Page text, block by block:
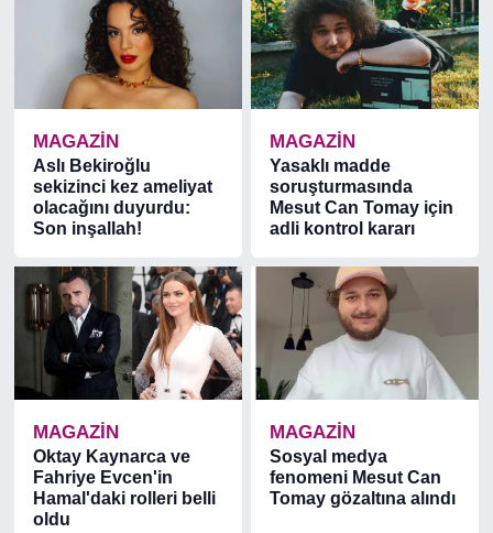
MAGAZİN
Aslı Bekiroğlu
sekizinci kez ameliyat
olacağını duyurdu:
Son inşallah!
MAGAZİN
Yasaklı madde
soruşturmasında
Mesut Can Tomay için
adli kontrol kararı
MAGAZİN
Oktay Kaynarca ve
Fahriye Evcen'in
Hamal'daki rolleri belli
oldu
MAGAZİN
Sosyal medya
fenomeni Mesut Can
Tomay gözaltına alındı